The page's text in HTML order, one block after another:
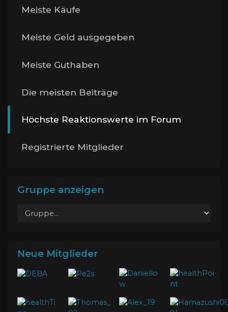
Meiste Käufe
Meiste Geld ausgegeben
Meiste Guthaben
Die meisten Beiträge
Höchste Reaktionswerte im Forum
Registrierte Mitglieder
Gruppe anzeigen
Neue Mitglieder